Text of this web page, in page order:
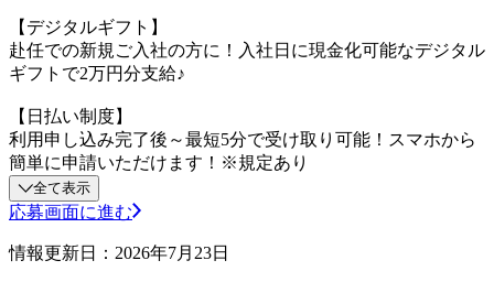
【デジタルギフト】
赴任での新規ご入社の方に！入社日に現金化可能なデジタル
ギフトで2万円分支給♪
【日払い制度】
利用申し込み完了後～最短5分で受け取り可能！スマホから
簡単に申請いただけます！※規定あり
全て表示
応募画面に進む
情報更新日：2026年7月23日